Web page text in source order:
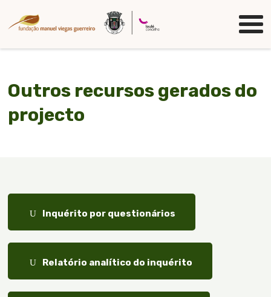
paraLogo
Outros recursos gerados do
projecto
Documento
Inquérito por questionários
Documento
Relatório analítico do inquérito